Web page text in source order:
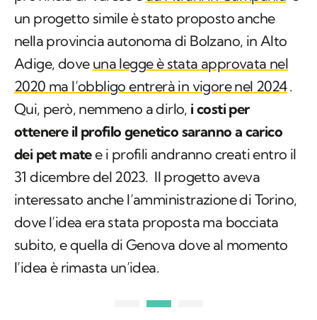
un progetto simile è stato proposto anche
nella provincia autonoma di Bolzano, in Alto
Adige, dove una legge è stata approvata nel
2020 ma l’obbligo entrerà in vigore nel 2024.
Qui, però, nemmeno a dirlo, i costi per
ottenere il profilo genetico saranno a carico
dei pet matee i profili andranno creati entro il
31 dicembre del 2023. Il progetto aveva
interessato anche l’amministrazione di Torino,
dove l’idea era stata proposta ma bocciata
subito, e quella di Genova dove al momento
l’idea è rimasta un’idea.